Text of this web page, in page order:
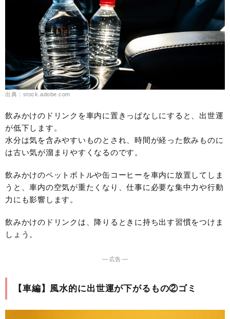
出典：stock.adobe.com
飲みかけのドリンクを車内に置きっぱなしにすると、出世運
が低下します。
水分は気を含みやすいものとされ、時間が経った飲みものに
は古い気が溜まりやすくなるのです。
飲みかけのペットボトルや缶コーヒーを車内に放置してしま
うと、車内の空気が重たくなり、仕事に必要な集中力や行動
力にも影響します。
飲みかけのドリンクは、降りるときに持ち出す習慣をつけま
しょう。
― 広告 ―
【車編】風水的に出世運が下がるもの②ゴミ